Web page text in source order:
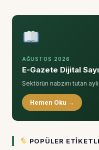
AĞUSTOS 2026
E-Gazete Dijital Sayı
Sektörün nabzını tutan
Hemen Oku →
POPÜLER